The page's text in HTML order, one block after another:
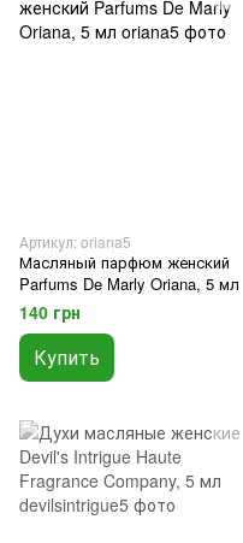
Артикул: oriana5
Масляный парфюм женский
Parfums De Marly Oriana, 5 мл
140 грн
Купить